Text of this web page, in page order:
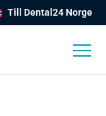
Till Dental24 Norge